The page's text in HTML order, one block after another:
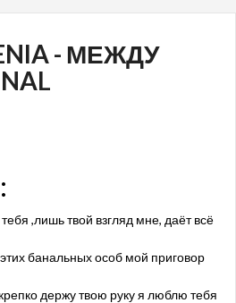
- МЕЖДУ
,лишь твой взгляд мне, даёт всё
банальных особ мой приговор
держу твою руку я люблю тебя